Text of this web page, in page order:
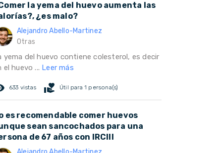
la yema del huevo aumenta las
¿es malo?
Alejandro Abello-Martinez
Otras
yema del huevo contiene colesterol, es decir
el huevo ... Leer más
633 vistas volunteer_activism Útil para 1 persona(s)
es recomendable comer huevos
sean sancochados para una
de 67 años con IRCIII